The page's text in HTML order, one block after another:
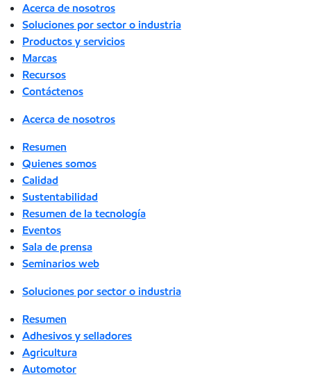
Acerca de nosotros
Soluciones por sector o industria
Productos y servicios
Marcas
Recursos
Contáctenos
Acerca de nosotros
Resumen
Quienes somos
Calidad
Sustentabilidad
Resumen de la tecnología
Eventos
Sala de prensa
Seminarios web
Soluciones por sector o industria
Resumen
Adhesivos y selladores
Agricultura
Automotor